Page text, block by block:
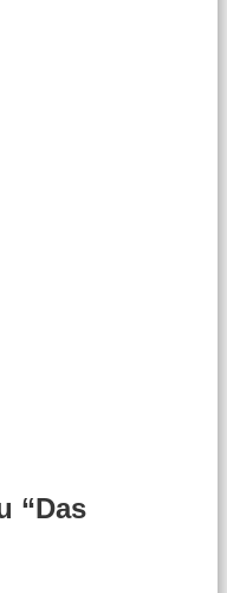
“Das